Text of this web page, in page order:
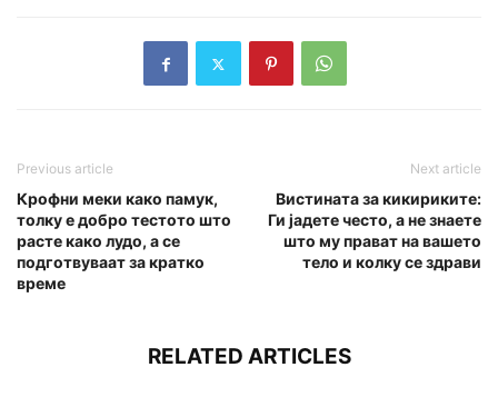
Previous article
Крофни меки како памук,
толку е добро тестото што
расте како лудо, а се
подготвуваат за кратко
време
Next article
Вистината за кикириките:
Ги јадете често, а не знаете
што му прават на вашето
тело и колку се здрави
RELATED ARTICLES